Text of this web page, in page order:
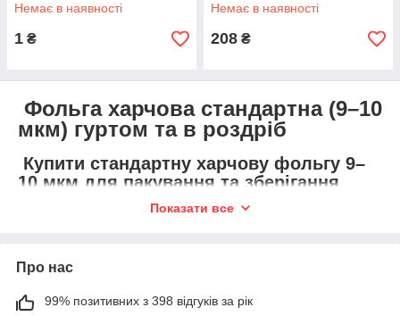
Немає в наявності
1 ₴
Немає в наявності
208 ₴
Фольга харчова стандартна (9–10
мкм) гуртом та в роздріб
Купити стандартну харчову фольгу 9–
10 мкм для пакування та зберігання
продуктів. Оптимальна ціна, висока
якість та універсальність у
Універсальна фольга 9–10 мікрон:
завдань
Показати все
Про нас
99% позитивних з 398 відгуків за рік